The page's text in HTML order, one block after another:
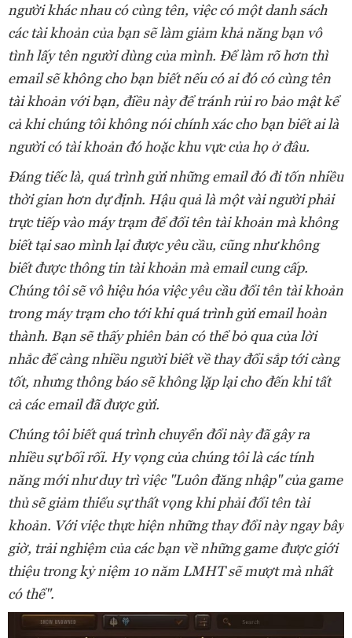
người khác nhau có cùng tên, việc có một danh sách
các tài khoản của bạn sẽ làm giảm khả năng bạn vô
tình lấy tên người dùng của mình. Để làm rõ hơn thì
email sẽ không cho bạn biết nếu có ai đó có cùng tên
tài khoản với bạn, điều này để tránh rủi ro bảo mật kể
cả khi chúng tôi không nói chính xác cho bạn biết ai là
người có tài khoản đó hoặc khu vực của họ ở đâu.
Đáng tiếc là, quá trình gửi những email đó đi tốn nhiều
thời gian hơn dự định. Hậu quả là một vài người phải
trực tiếp vào máy trạm để đổi tên tài khoản mà không
biết tại sao mình lại được yêu cầu, cũng như không
biết được thông tin tài khoản mà email cung cấp.
Chúng tôi sẽ vô hiệu hóa việc yêu cầu đổi tên tài khoản
trong máy trạm cho tới khi quá trình gửi email hoàn
thành. Bạn sẽ thấy phiên bản có thể bỏ qua của lời
nhắc để càng nhiều người biết về thay đổi sắp tới càng
tốt, nhưng thông báo sẽ không lặp lại cho đến khi tất
cả các email đã được gửi.
Chúng tôi biết quá trình chuyển đổi này đã gây ra
nhiều sự bối rối. Hy vọng của chúng tôi là các tính
năng mới như duy trì việc "Luôn đăng nhập" của game
thủ sẽ giảm thiểu sự thất vọng khi phải đổi tên tài
khoản. Với việc thực hiện những thay đổi này ngay bây
giờ, trải nghiệm của các bạn về những game được giới
thiệu trong kỷ niệm 10 năm LMHT sẽ mượt mà nhất
có thể".